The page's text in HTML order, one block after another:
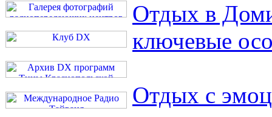
Отдых в
ключевые
Отдых с